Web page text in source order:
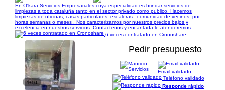
En O'kara Servicios Empresariales cuya especialidad es brindar servicios de
limpiezas a toda cataluña tanto en el sector privado como publico. Hacemos
limpiezas de oficinas, casas particulares, escaleras , comunidad de vecinos, por
horas semanas o meses . Nos caracterizamos por nuestros precios bajos y
excelencia en nuestros servicios. Contactenos y encantada le atenderemos.
6 veces contratado en Cronoshare
1/10
Pedir presupuesto
Email validado
Teléfono validado
Responde rápido